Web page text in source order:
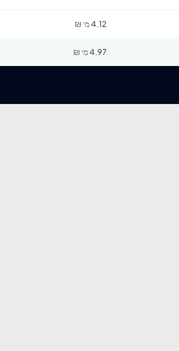
4.12 מ׳ ₪
4.97 מ׳ ₪